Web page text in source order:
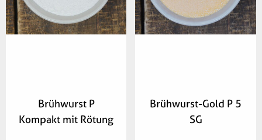
Brühwurst P
Kompakt mit Rötung
Zur Merkliste
hinzufügen
Brühwurst-Gold P 5
SG
Zur Merkliste
hinzufügen